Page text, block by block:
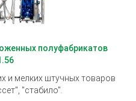
полуфабрикатов
и мелких штучных товаров
"стабило".